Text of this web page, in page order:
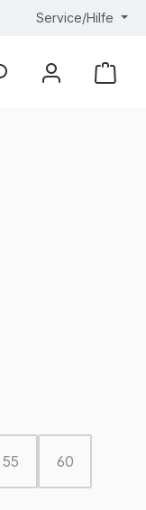
Service/Hilfe
55
(Diese Option ist
60
(Diese